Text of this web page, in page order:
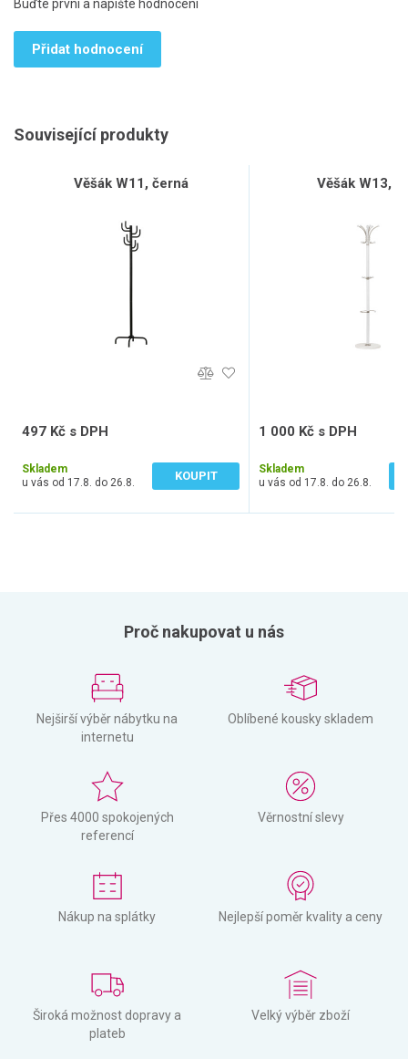
Buďte první a napište hodnocení
Přidat hodnocení
Související produkty
Věšák W11, černá
497 Kč s DPH
Skladem
u vás od 17.8. do 26.8.
KOUPIT
Věšák W13,
1 000 Kč s DPH
Skladem
u vás od 17.8. do 26.8.
Proč nakupovat u nás
Nejširší výběr nábytku na
internetu
Oblíbené kousky skladem
Přes 4000 spokojených
referencí
Věrnostní slevy
Nákup na splátky Nejlepší poměr kvality a ceny
Široká možnost dopravy a
plateb
Velký výběr zboží